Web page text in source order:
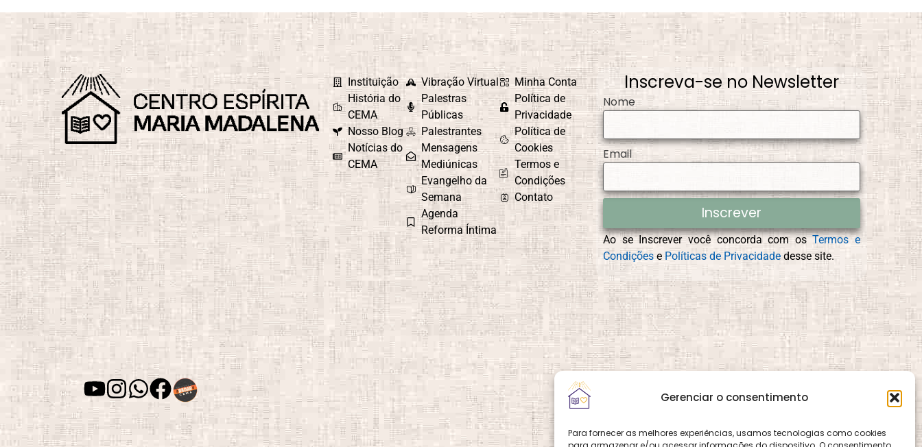
Gerenciar o consentimento
Para fornecer as melhores experiências, usamos tecnologias como cookies
Instituição
História do
CEMA
Nosso Blog
Notícias do
CEMA
Vibração Virtual
Palestras
Públicas
Palestrantes
Mensagens
Mediúnicas
Evangelho da
Semana
Agenda
Reforma Íntima
Minha Conta
Política de
Privacidade
Política de
Cookies
Termos e
Condições
Contato
Inscreva-se no Newsletter
Nome
Email
Inscrever
Ao se Inscrever você concorda com osTermos e
Condiçõese Políticas de Privacidade desse site.